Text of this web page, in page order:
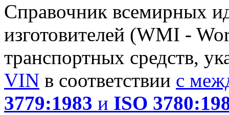
Справочник всемирных
изготовителей (WMI -
транспортных средств,
VIN в соответствии с
3779:1983 и ISO